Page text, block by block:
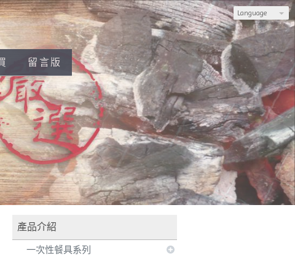
Language
留言版
產品介紹
一次性餐具系列
網訂購，也可加入LINE，由專人為您服務